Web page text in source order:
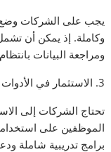
يجب على الشركات وضع
وكاملة. إذ يمكن أن
ومراجعة البيانات
3. الاستثمار في الأدوات والتدريب:
تحتاج الشركات إلى
الموظفين على
برامج تدريبية شاملة